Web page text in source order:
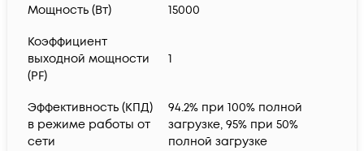
Мощность (Вт) 15000
Коэффициент
выходной мощности
(PF)
1
Эффективность (КПД)
в режиме работы от
сети
94.2% при 100% полной
загрузке, 95% при 50%
полной загрузке